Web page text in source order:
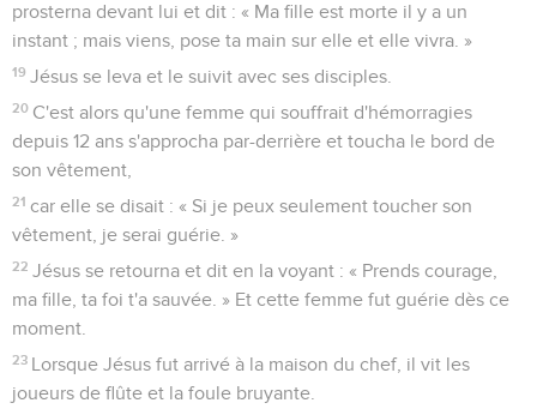
prosterna devant lui et dit : « Ma fille est morte il y a un
instant ; mais viens, pose ta main sur elle et elle vivra. »
19 Jésus se leva et le suivit avec ses disciples.
20 C'est alors qu'une femme qui souffrait d'hémorragies
depuis 12 ans s'approcha par-derrière et toucha le bord de
son vêtement,
21 car elle se disait : « Si je peux seulement toucher son
vêtement, je serai guérie. »
22 Jésus se retourna et dit en la voyant : « Prends courage,
ma fille, ta foi t'a sauvée. » Et cette femme fut guérie dès ce
moment.
23 Lorsque Jésus fut arrivé à la maison du chef, il vit les
joueurs de flûte et la foule bruyante.